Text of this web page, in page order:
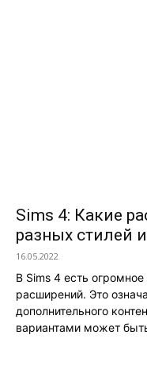
Sims 4: Какие
разных стилей
16.05.2022
В Sims 4 есть
расширений. Это
дополнительного
вариантами может